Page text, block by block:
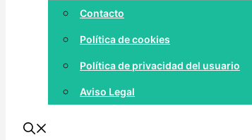
Contacto
Política de cookies
Política de privacidad del usuario
Aviso Legal